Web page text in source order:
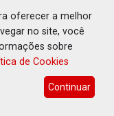
pistola
Tática na
oferecer a melhor
no site, você
sobre
de Cookies
Continuar